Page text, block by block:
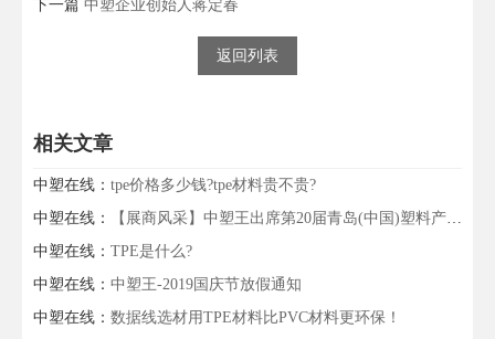
下一篇 中塑企业创始人蒋定春
返回列表
相关文章
中塑在线： tpe价格多少钱?tpe材料贵不贵?
中塑在线：
【展商风采】中塑王出席第20届青岛(中国)塑料产业博览会
中塑在线： TPE是什么?
中塑在线： 中塑王-2019国庆节放假通知
中塑在线： 数据线选材用TPE材料比PVC材料更环保！